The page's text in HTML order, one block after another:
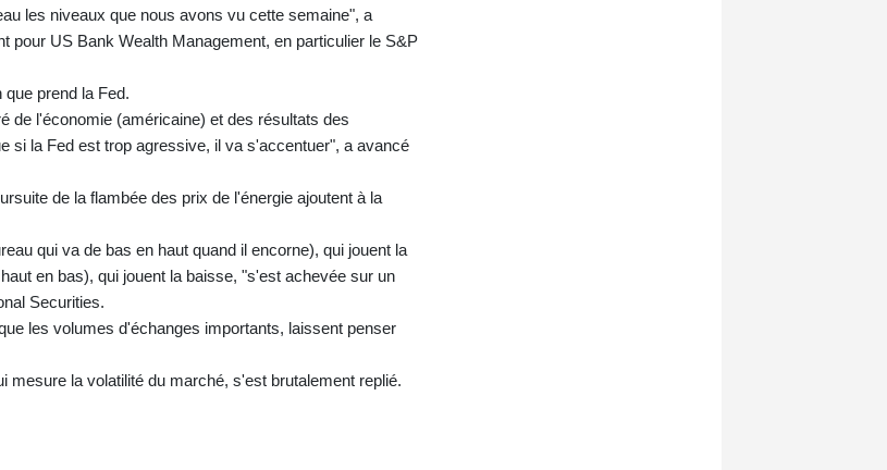
les niveaux que nous avons vu cette semaine", a
pour US Bank Wealth Management, en particulier le S&P
prend la Fed.
de l'économie (américaine) et des résultats des
si la Fed est trop agressive, il va s'accentuer", a avancé
de la flambée des prix de l'énergie ajoutent à la
qui va de bas en haut quand il encorne), qui jouent la
en bas), qui jouent la baisse, "s'est achevée sur un
Securities.
les volumes d'échanges importants, laissent penser
mesure la volatilité du marché, s'est brutalement replié.